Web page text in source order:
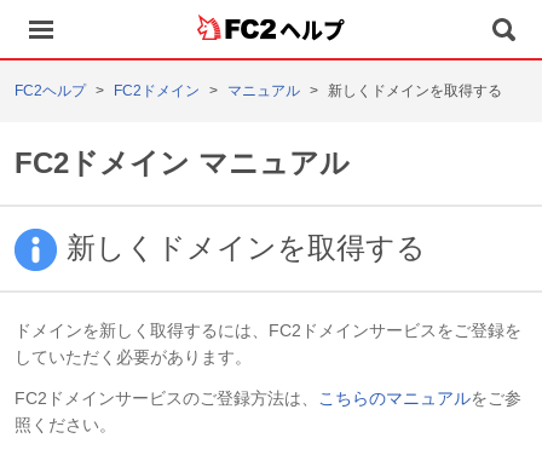
ヘルプ
FC2ヘルプ FC2ドメイン マニュアル 新しくドメインを取得する
FC2ドメイン マニュアル
新しくドメインを取得する
ドメインを新しく取得するには、FC2ドメインサービスをご登録を
していただく必要があります。
FC2ドメインサービスのご登録方法は、 こちらのマニュアルをご参
照ください。